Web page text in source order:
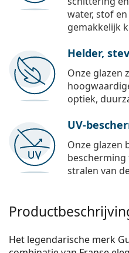
water, stof
gemakkelijk
Helder,
Onze glazen
optiek,
UV-
Onze glazen
bescherming
stralen van
Het legendarische merk